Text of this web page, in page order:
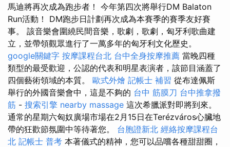
馬迪將再次成為跑步者！ 今年第四次將舉行DM Balaton
Run活動！ DM跑步日計劃再次成為本賽季的賽季友好賽
事。 該音樂會圍繞民間音樂，歌劇，歌劇，匈牙利歌曲建
立，並帶領觀眾進行了一萬多年的匈牙利文化歷史。
google關鍵字 按摩課程台北 台中全身按摩推薦 當晚四種
類型的最受歡迎，公認的代表和明星表演者，該節目涵蓋了
四個藝術領域的本質。 歐式外燴 記帳士 補習 從布達佩斯
舉行的外國音樂會中，這是不夠的 台中 筋膜刀 台中推拿撥
筋 - 搜索引擎 nearby massage 這次希臘派對即將到來。
通常的星期六匈奴廣場市場在2月15日在Terézváros心臟地
帶的狂歡節氛圍中等待著您。 台胞證新北 經絡按摩課程台
北 記帳士 普考 本著儀式的精神，您可以品嚐各種甜甜圈，